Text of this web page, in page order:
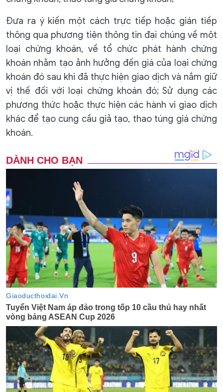
Đưa ra ý kiến một cách trực tiếp hoặc gián tiếp
thông qua phương tiện thông tin đại chúng về một
loại chứng khoán, về tổ chức phát hành chứng
khoán nhằm tạo ảnh hưởng đến giá của loại chứng
khoán đó sau khi đã thực hiện giao dịch và nắm giữ
vị thế đối với loại chứng khoán đó; Sử dụng các
phương thức hoặc thực hiện các hành vi giao dịch
khác để tạo cung cầu giả tạo, thao túng giá chứng
khoán.